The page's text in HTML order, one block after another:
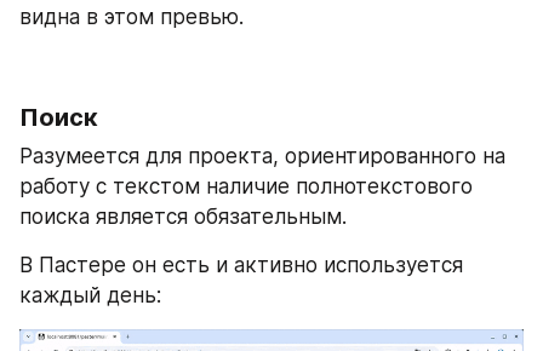
видна в этом превью.
Поиск
Разумеется для проекта, ориентированного на
работу с текстом наличие полнотекстового
поиска является обязательным.
В Пастере он есть и активно используется
каждый день: